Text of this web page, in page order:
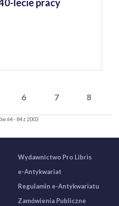
lecie pracy
6 7 8
64 - 84 z 2003
Wydawnictwo Pro Libris
e-Antykwariat
Regulamin e-Antykwariatu
Zamówienia Publiczne